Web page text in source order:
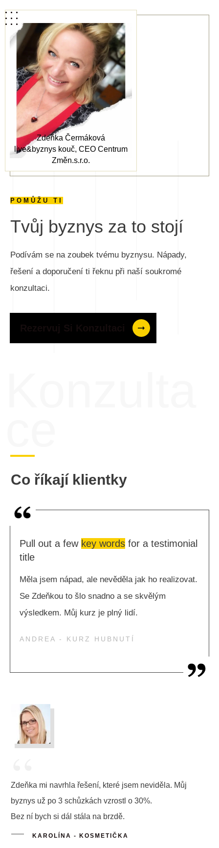
Zdeňka Čermáková
live&byznys kouč, CEO Centrum
Změn.s.r.o.
POMŮŽU TI
Tvůj byznys za to stojí
Podívám se na zoubek tvému byznysu. Nápady,
řešení a doporučení ti řeknu při naší soukromé
konzultaci.
Co říkají klientky
Pull out a few key words for a testimonial
title
Měla jsem nápad, ale nevěděla jak ho realizovat.
Se Zdeňkou to šlo snadno a se skvělým
výsledkem. Můj kurz je plný lidí.
ANDREA - KURZ HUBNUTÍ
“
Zdeňka mi navrhla řešení, které jsem neviděla. Můj
byznys už po 3 schůzkách vzrostl o 30%.
Bez ní bych si dál stála na brzdě.
KAROLÍNA - KOSMETIČKA